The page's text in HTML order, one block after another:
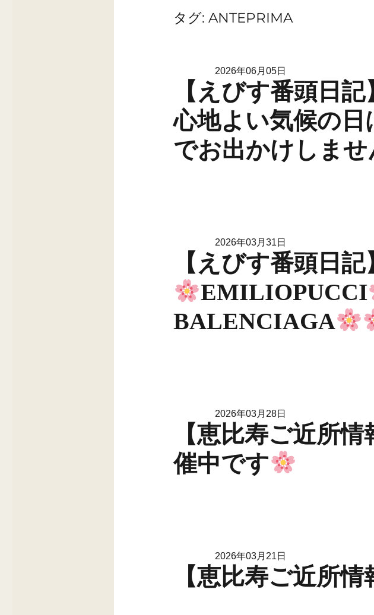
タグ: ANTEPRIMA
2026年06月05日
【えびす番頭日
心地よい気候の
でお出かけしませ
2026年03月31日
【えびす番頭日
EMILIOPUCCI
BALENCIAGA
2026年03月28日
【恵比寿ご近所
催中です
2026年03月21日
【恵比寿ご近所